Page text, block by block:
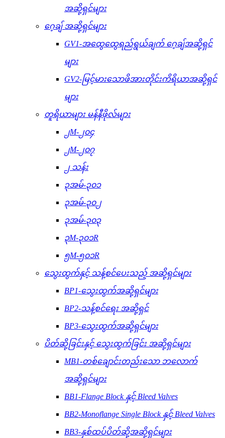
အဆို့ရှင်များ
ဂေ့ချ် အဆို့ရှင်များ
GV1-အထွေထွေရည်ရွယ်ချက် ဂေ့ချ်အဆို့ရှင်
များ
GV2-မြင့်မားသောဖိအားတိုင်းကိရိယာအဆို့ရှင်
များ
တူရိယာများ မန်နီဖိုလ်များ
၂M-၂၀၄
၂M-၂၀၇
၂ သန်း
၃အမ်-၃၀၁
၃အမ်-၃၀၂
၃အမ်-၃၀၃
၃M-၃၀၁R
၅M-၅၀၁R
သွေးထွက်နှင့် သန့်စင်ပေးသည့် အဆို့ရှင်များ
BP1-သွေးထွက်အဆို့ရှင်များ
BP2-သန့်စင်ရေး အဆို့ရှင်
BP3-သွေးထွက်အဆို့ရှင်များ
ပိတ်ဆို့ခြင်းနှင့် သွေးထွက်ခြင်း အဆို့ရှင်များ
MB1-တစ်ချောင်းတည်းသော ဘလောက်
အဆို့ရှင်များ
BB1-Flange Block နှင့် Bleed Valves
BB2-Monoflange Single Block နှင့် Bleed Valves
BB3-နှစ်ထပ်ပိတ်ဆို့အဆို့ရှင်များ